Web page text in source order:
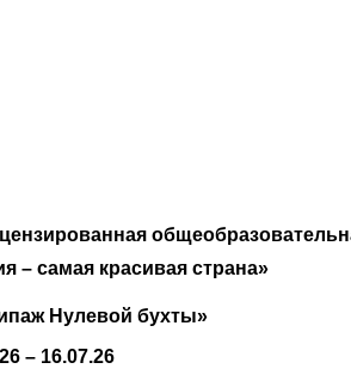
– самая красивая страна»
Нулевой бухты»
– 16.07.26